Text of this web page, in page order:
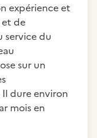
expérience et
et de
service du
sur un
Il dure environ
mois en